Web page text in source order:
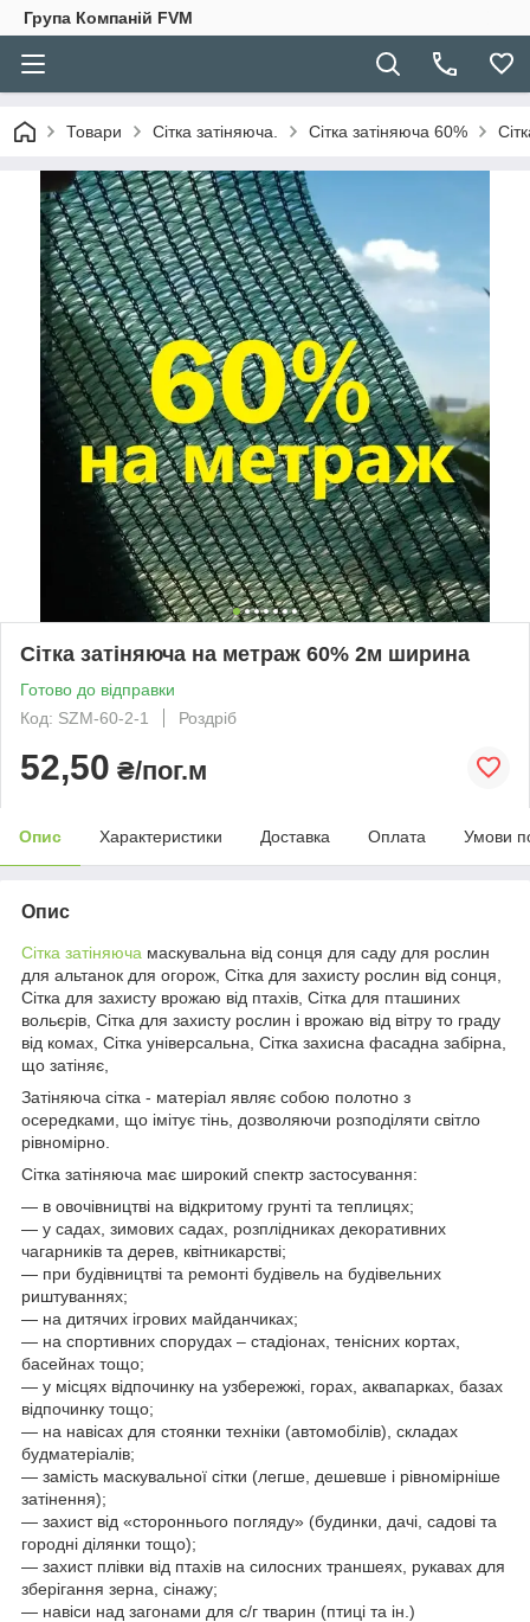
Група Компаній FVM
Товари Сітка затіняюча. Сітка затіняюча 60%
Сітка затіняюча на метраж 60% 2м ширина
Готово до відправки
Код: SZM-60-2-1
Роздріб
52,50 ₴/пог.м
Опис Характеристики Доставка Оплата Умови
Опис
Сітка затіняюча маскувальна від сонця для саду для рослин
для альтанок для огорож, Сітка для захисту рослин від сонця,
Сітка для захисту врожаю від птахів, Сітка для пташиних
вольєрів, Сітка для захисту рослин і врожаю від вітру то граду
від комах, Сітка універсальна, Сітка захисна фасадна забірна,
що затіняє,
Затіняюча сітка - матеріал являє собою полотно з
осередками, що імітує тінь, дозволяючи розподіляти світло
рівномірно.
Сітка затіняюча має широкий спектр застосування:
― в овочівництві на відкритому грунті та теплицях;
― у садах, зимових садах, розплідниках декоративних
чагарників та дерев, квітникарстві;
― при будівництві та ремонті будівель на будівельних
риштуваннях;
― на дитячих ігрових майданчиках;
― на спортивних спорудах – стадіонах, тенісних кортах,
басейнах тощо;
― у місцях відпочинку на узбережжі, горах, аквапарках, базах
відпочинку тощо;
― на навісах для стоянки техніки (автомобілів), складах
будматеріалів;
― замість маскувальної сітки (легше, дешевше і рівномірніше
затінення);
― захист від «стороннього погляду» (будинки, дачі, садові та
городні ділянки тощо);
― захист плівки від птахів на силосних траншеях, рукавах для
зберігання зерна, сінажу;
― навіси над загонами для с/г тварин (птиці та ін.)